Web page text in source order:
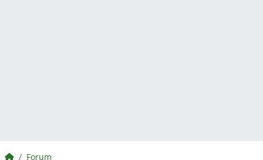
BörsenNEWS.de
Forum